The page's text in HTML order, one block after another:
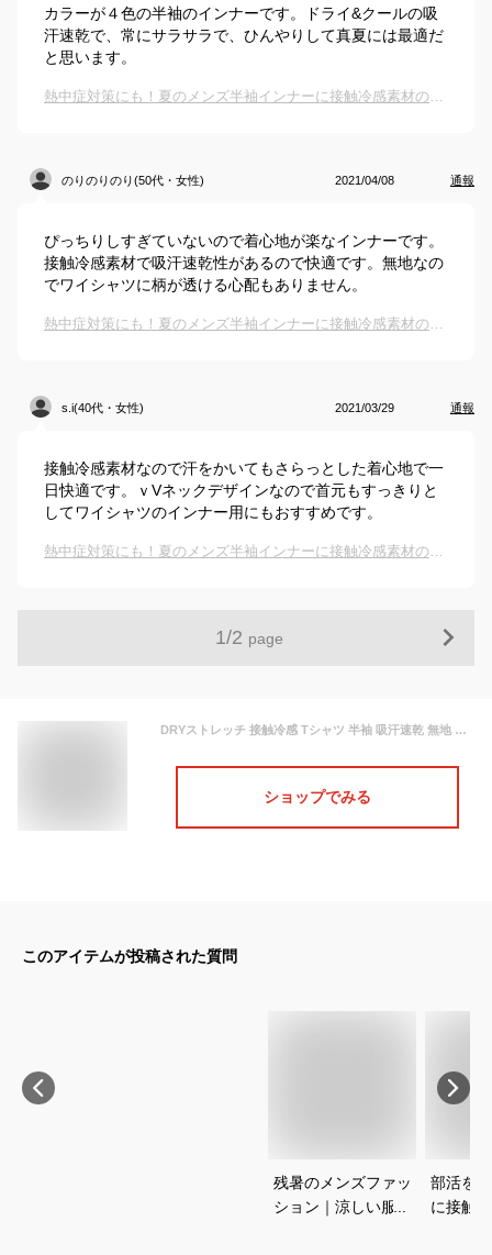
カラーが４色の半袖のインナーです。ドライ&クールの吸
汗速乾で、常にサラサラで、ひんやりして真夏には最適だ
と思います。
熱中症対策にも！夏のメンズ半袖インナーに接触冷感素材のおすすめを教えて！
のりのりのり(50代・女性) 2021/04/08 通報
ぴっちりしすぎていないので着心地が楽なインナーです。
接触冷感素材で吸汗速乾性があるので快適です。無地なの
でワイシャツに柄が透ける心配もありません。
熱中症対策にも！夏のメンズ半袖インナーに接触冷感素材のおすすめを教えて！
s.i(40代・女性) 2021/03/29 通報
接触冷感素材なので汗をかいてもさらっとした着心地で一
日快適です。ｖVネックデザインなので首元もすっきりと
してワイシャツのインナー用にもおすすめです。
熱中症対策にも！夏のメンズ半袖インナーに接触冷感素材のおすすめを教えて！
1/2 page
DRYストレッチ 接触冷感 Tシャツ 半袖 吸汗速乾 無地 メンズ ファッション トップス 春 夏 秋 春服 夏服 秋服【メール便送料無料《M1》】【1-LH1O】
ショップでみる
このアイテムが投稿された質問
残暑のメンズファッ
ション｜涼しい服装
部活を
に接触